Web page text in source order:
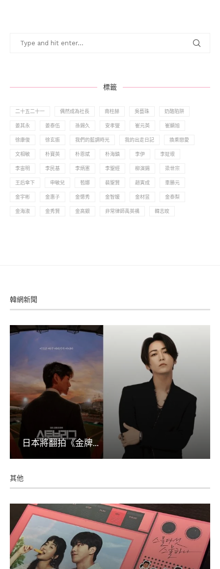
標籤
二十五二十一 偶然成為社長 南柱赫 吳藝珠 奶酪陷阱
姜其永 姜泰伍 孫錫久 安孝燮 崔元英 崔顯旭
徐康俊 徐玄振 我們的藍調時光 我的出走日記 換乘戀愛
文相敏 朴寶英 朴恩斌 朴海鎮 李伊 李姃垠
李宙明 李民基 李炳憲 李聖經 柳演錫 梁世宗
王后傘下 申敏兒 苞娜 裴聖賢 趙寅成 車勝元
金宇彬 金惠子 金憓秀 金智媛 金材昱 金泰梨
金海淑 金秀賢 金高銀 非常律師禹英禑 韓志旼
韓網新聞
日本將翻拍《金牌...
其他